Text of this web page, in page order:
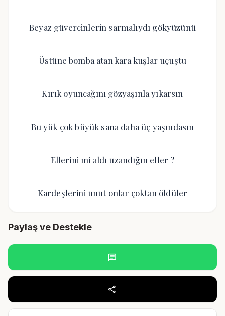
Beyaz güvercinlerin sarmalıydı gökyüzünü
Üstüne bomba atan kara kuşlar uçuştu
Kırık oyuncağını gözyaşınla yıkarsın
Bu yük çok büyük sana daha üç yaşındasın
Ellerini mi aldı uzandığın eller ?
Kardeşlerini unut onlar çoktan öldüler
Paylaş ve Destekle
chat
share